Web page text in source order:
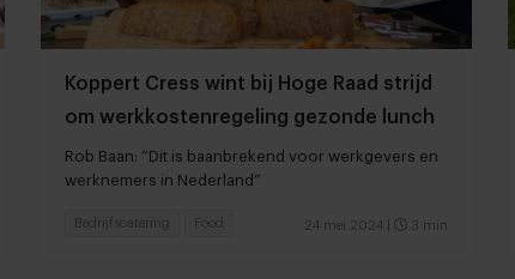
Koppert Cress wint bij Hoge Raad strijd
om werkkostenregeling gezonde lunch
Rob Baan: “Dit is baanbrekend voor werkgevers en
werknemers in Nederland”
24 mei 2024 3 min
Bedrijfscatering Food